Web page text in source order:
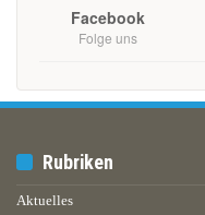
Facebook
Folge uns
Rubriken
Aktuelles